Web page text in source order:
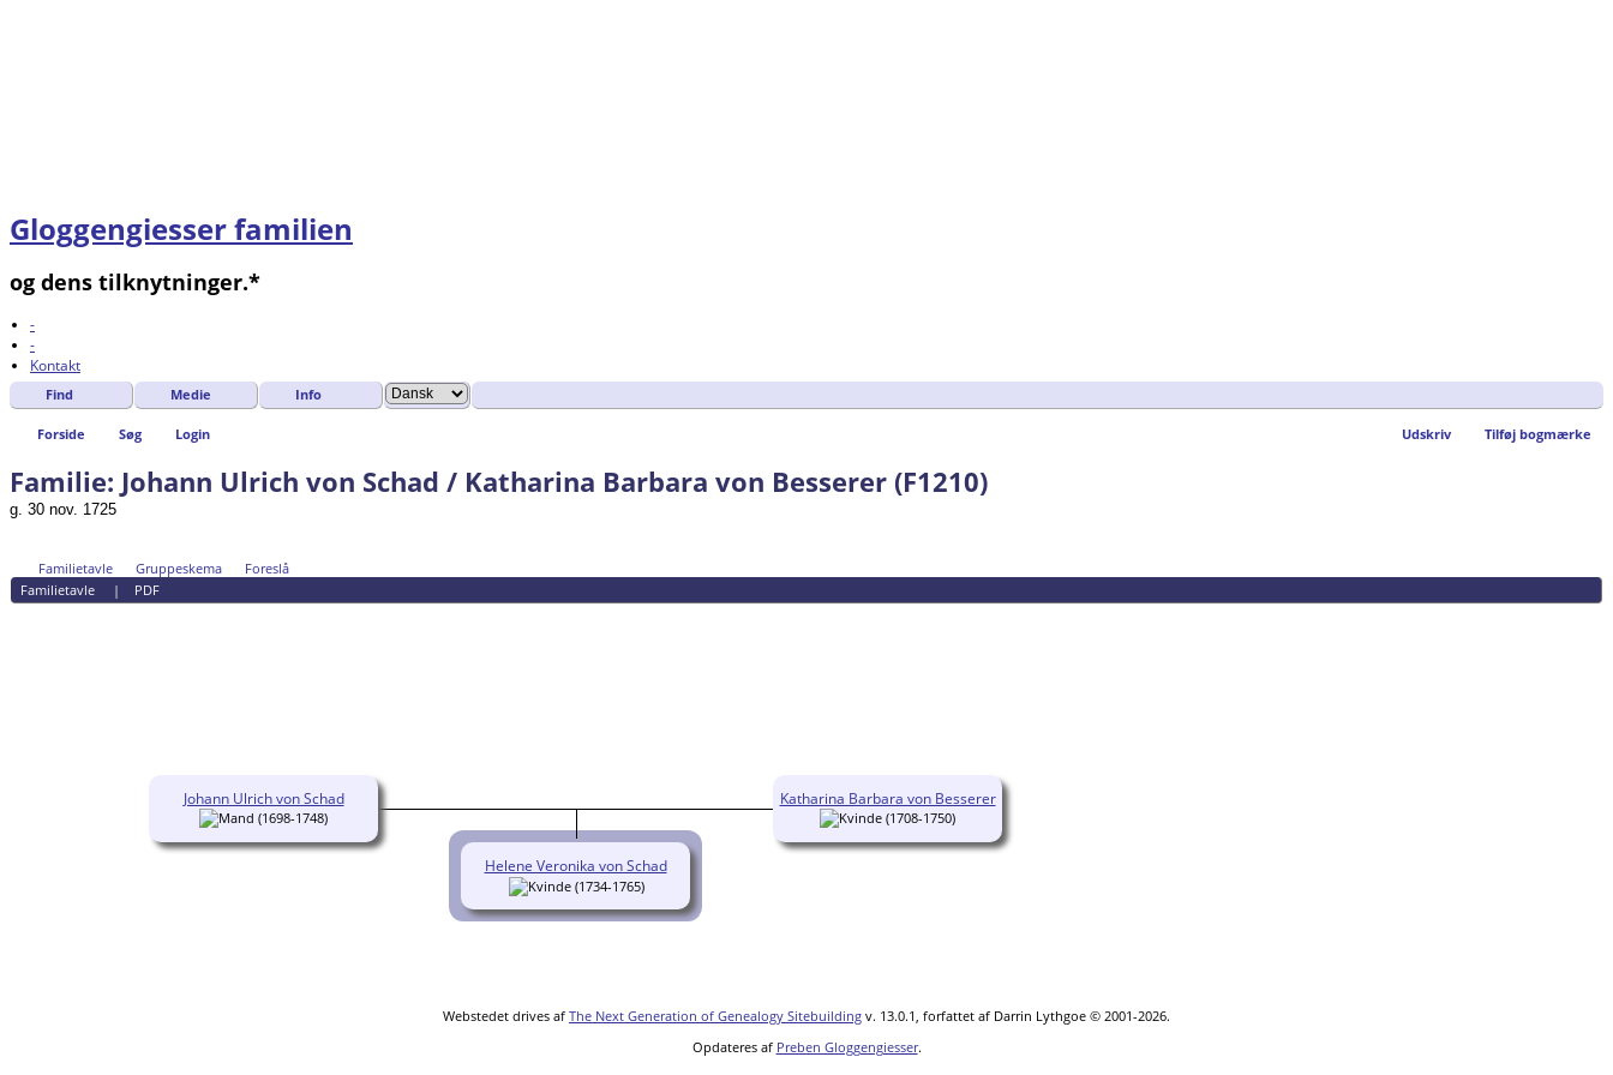
Gloggengiesser familien
og dens tilknytninger.*
-
-
Kontakt
Find Medie Info
Forside Søg Login Udskriv Tilføj bogmærke
Familie: Johann Ulrich von Schad / Katharina Barbara von Besserer (F1210)
g. 30 nov. 1725
Familietavle Gruppeskema
Foreslå
Familietavle
| PDF
Johann Ulrich von Schad
(1698-1748)
Katharina Barbara von Besserer
(1708-1750)
Helene Veronika von Schad
(1734-1765)
Webstedet drives af The Next Generation of Genealogy Sitebuilding v. 13.0.1, forfattet af Darrin Lythgoe © 2001-2026.
Opdateres af Preben Gloggengiesser.